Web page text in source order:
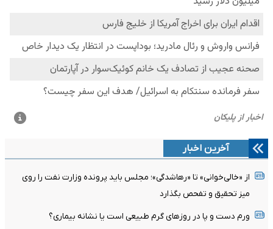
آخرین اخبار
از «خالی‌خوانی» تا «رهاشدگی»؛ مجلس باید پرونده وزارت نفت را روی
میز تحقیق و تفحص بگذارد
ورم دست و پا در روزهای گرم طبیعی است یا نشانه بیماری؟